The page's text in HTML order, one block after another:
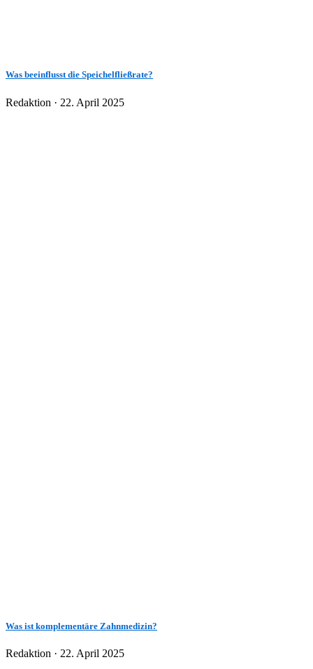
Was beeinflusst die Speichelfließrate?
Redaktion · Veröffentlicht
22. April 2025
Was ist komplementäre Zahnmedizin?
Redaktion · Veröffentlicht
22. April 2025